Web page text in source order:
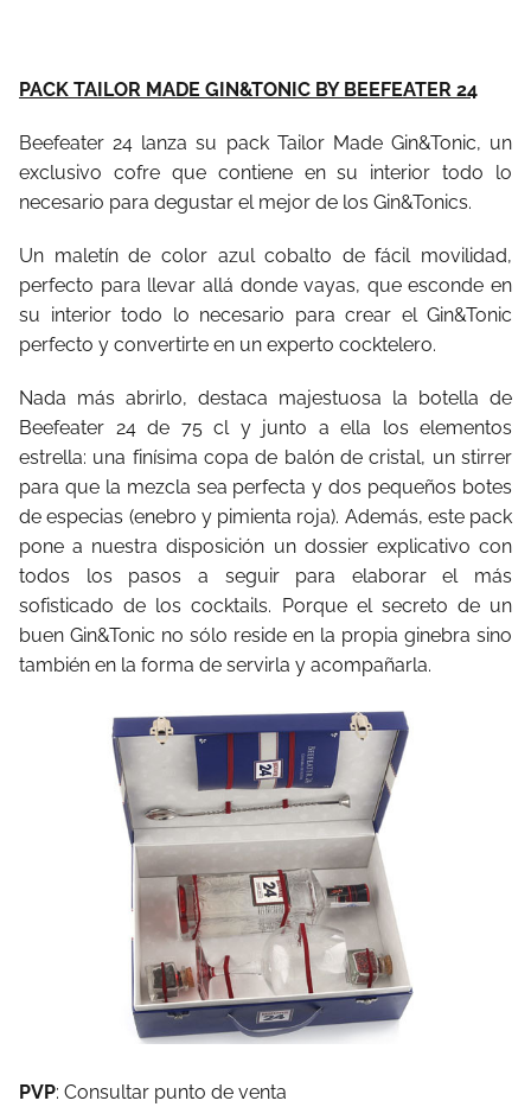
PACK TAILOR MADE GIN&TONIC BY BEEFEATER 24
Beefeater 24 lanza su pack Tailor Made Gin&Tonic, un
exclusivo cofre que contiene en su interior todo lo
necesario para degustar el mejor de los Gin&Tonics.
Un maletín de color azul cobalto de fácil movilidad,
perfecto para llevar allá donde vayas, que esconde en
su interior todo lo necesario para crear el Gin&Tonic
perfecto y convertirte en un experto cocktelero.
Nada más abrirlo, destaca majestuosa la botella de
Beefeater 24 de 75 cl y junto a ella los elementos
estrella: una finísima copa de balón de cristal, un stirrer
para que la mezcla sea perfecta y dos pequeños botes
de especias (enebro y pimienta roja). Además, este pack
pone a nuestra disposición un dossier explicativo con
todos los pasos a seguir para elaborar el más
sofisticado de los cocktails. Porque el secreto de un
buen Gin&Tonic no sólo reside en la propia ginebra sino
también en la forma de servirla y acompañarla.
PVP: Consultar punto de venta